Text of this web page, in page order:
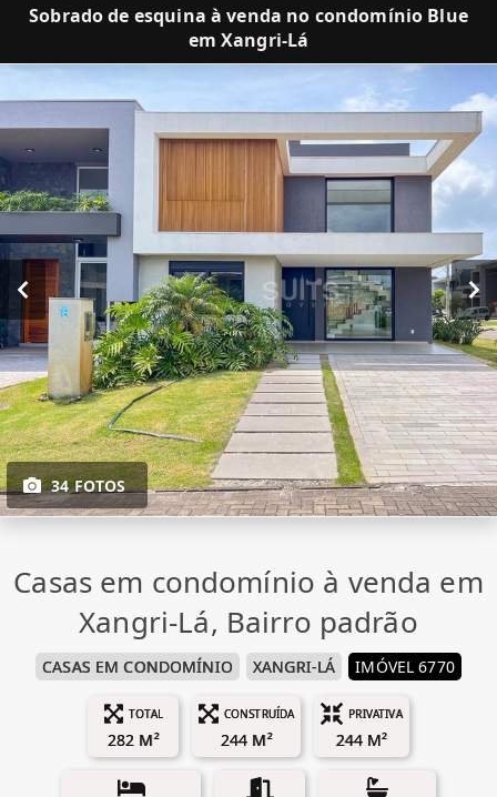
Sobrado de esquina à venda no condomínio Blue
em Xangri-Lá
34 FOTOS
Casas em condomínio à venda em
Xangri-Lá, Bairro padrão
CASAS EM CONDOMÍNIO XANGRI-LÁ IMÓVEL 6770
TOTAL
282 M²
CONSTRUÍDA
244 M²
PRIVATIVA
244 M²